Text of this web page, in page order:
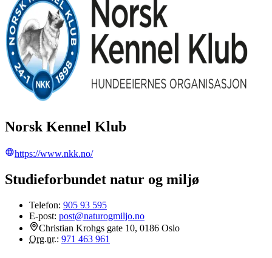
Norsk Kennel Klub
https://www.nkk.no/
Studieforbundet natur og miljø
Telefon: 905 93 595
E-post: post@naturogmiljo.no
Christian Krohgs gate 10, 0186 Oslo
Org.nr.: 971 463 961